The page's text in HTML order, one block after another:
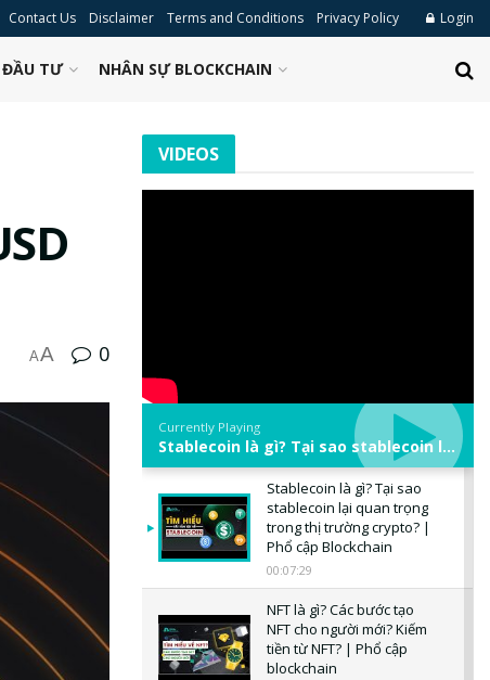
Contact Us Disclaimer Terms and Conditions Privacy Policy Login
ĐẦU TƯ NHÂN SỰ BLOCKCHAIN
AA 0
VIDEOS
Currently Playing
Stablecoin là gì? Tại sao stablecoin lại quan trọng trong thị trường crypto? | Phổ cập Blockchain
Stablecoin là gì? Tại sao
stablecoin lại quan trọng
trong thị trường crypto? |
Phổ cập Blockchain
00:07:29
NFT là gì? Các bước tạo
NFT cho người mới? Kiếm
tiền từ NFT? | Phổ cập
blockchain